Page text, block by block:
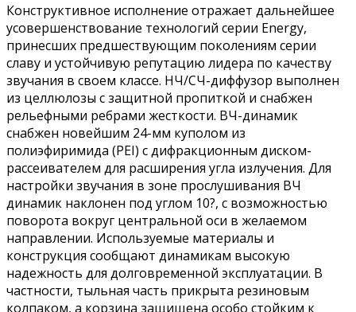
Конструктивное исполнение отражает дальнейшее
усовершенствование технологий серии Energy,
принесших предшествующим поколениям серии
славу и устойчивую репутацию лидера по качеству
звучания в своем классе. НЧ/СЧ-диффузор выполнен
из целлюлозы с защитной пропиткой и снабжен
рельефными ребрами жесткости. ВЧ-динамик
снабжен новейшим 24-мм куполом из
полиэфиримида (PEI) с дифракционным диском-
рассеивателем для расширения угла излучения. Для
настройки звучания в зоне прослушивания ВЧ
динамик наклонен под углом 10?, с возможностью
поворота вокруг центральной оси в желаемом
направлении. Используемые материалы и
конструкция сообщают динамикам высокую
надежность для долговременной эксплуатации. В
частности, тыльная часть прикрыта резиновым
колпаком, а корзина защищена особо стойким к